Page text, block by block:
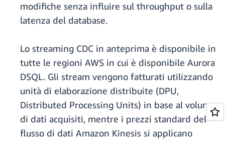
modifiche senza influire sul throughput o sulla
latenza del database.
Lo streaming CDC in anteprima è disponibile in
tutte le regioni AWS in cui è disponibile Aurora
DSQL. Gli stream vengono fatturati utilizzando
unità di elaborazione distribuite (DPU,
Distributed Processing Units) in base al volume
di dati acquisiti, mentre i prezzi standard del
flusso di dati Amazon Kinesis si applicano